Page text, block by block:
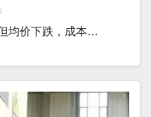
均价下跌，成本…